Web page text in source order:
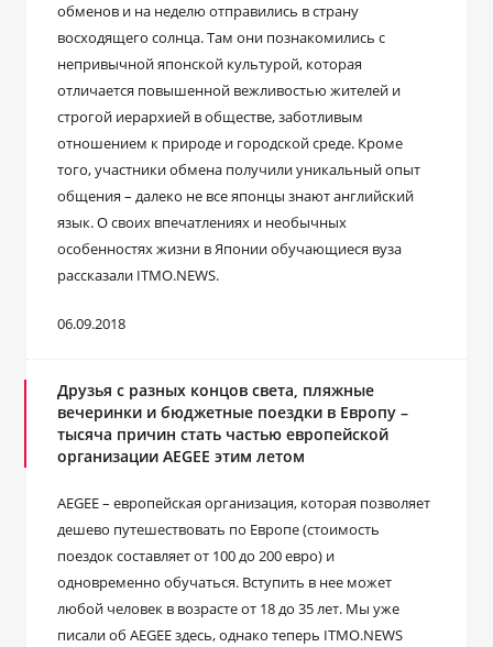
обменов и на неделю отправились в страну
восходящего солнца. Там они познакомились с
непривычной японской культурой, которая
отличается повышенной вежливостью жителей и
строгой иерархией в обществе, заботливым
отношением к природе и городской среде. Кроме
того, участники обмена получили уникальный опыт
общения – далеко не все японцы знают английский
язык. О своих впечатлениях и необычных
особенностях жизни в Японии обучающиеся вуза
рассказали ITMO.NEWS.
06.09.2018
Друзья с разных концов света, пляжные
вечеринки и бюджетные поездки в Европу –
тысяча причин стать частью европейской
организации AEGEE этим летом
AEGEE – европейская организация, которая позволяет
дешево путешествовать по Европе (стоимость
поездок составляет от 100 до 200 евро) и
одновременно обучаться. Вступить в нее может
любой человек в возрасте от 18 до 35 лет. Мы уже
писали об AEGEE здесь, однако теперь ITMO.NEWS